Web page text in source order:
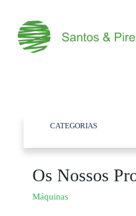
CATEGORIAS
Os Nossos
Máquinas